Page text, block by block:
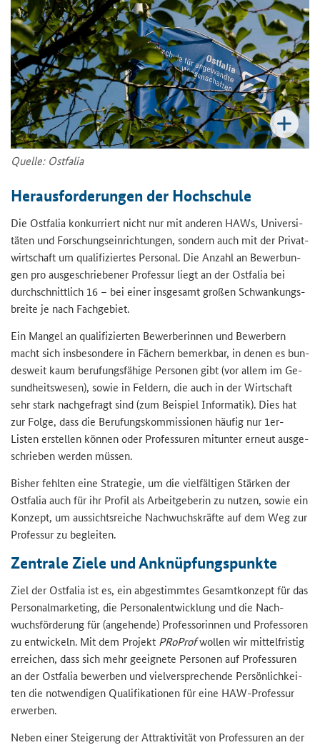
Quel­le: Ost­fa­lia
Her­aus­for­de­run­gen der Hoch­schu­le
Die Ost­fa­lia kon­kur­riert nicht nur mit an­de­ren HAWs, Uni­ver­si­
tä­ten und For­schungs­ein­rich­tun­gen, son­dern auch mit der Pri­vat­
wirt­schaft um qua­li­fi­zier­tes Per­so­nal. Die An­zahl an Be­wer­bun­
gen pro aus­ge­schrie­be­ner Pro­fes­sur liegt an der Ost­fa­lia bei
durch­schnitt­lich 16 – bei einer ins­ge­samt gro­ßen Schwan­kungs­
brei­te je nach Fach­ge­biet.
Ein Man­gel an qua­li­fi­zier­ten Be­wer­be­rin­nen und Be­wer­bern
macht sich ins­be­son­de­re in Fä­chern be­merk­bar, in denen es bun­
des­weit kaum be­ru­fungs­fä­hi­ge Per­so­nen gibt (vor allem im Ge­
sund­heits­we­sen), sowie in Fel­dern, die auch in der Wirt­schaft
sehr stark nach­ge­fragt sind (zum Bei­spiel In­for­ma­tik). Dies hat
zur Folge, dass die Be­ru­fungs­kom­mis­sio­nen häu­fig nur 1er-​
Listen er­stel­len kön­nen oder Pro­fes­su­ren mit­un­ter er­neut aus­ge­
schrie­ben wer­den müs­sen.
Bis­her fehl­ten eine Stra­te­gie, um die viel­fäl­ti­gen Stär­ken der
Ost­fa­lia auch für ihr Pro­fil als Ar­beit­ge­be­rin zu nut­zen, sowie ein
Kon­zept, um aus­sichts­rei­che Nach­wuchs­kräf­te auf dem Weg zur
Pro­fes­sur zu be­glei­ten.
Zen­tra­le Ziele und An­knüp­fungs­punk­te
Ziel der Ost­fa­lia ist es, ein ab­ge­stimm­tes Ge­samt­kon­zept für das
Per­so­nal­mar­ke­ting, die Per­so­nal­ent­wick­lung und die Nach­
wuchs­för­de­rung für (an­ge­hen­de) Pro­fes­so­rin­nen und Pro­fes­so­ren
zu ent­wi­ckeln. Mit dem Pro­jekt PRo­Profwol­len wir mit­tel­fris­tig
er­rei­chen, dass sich mehr ge­eig­ne­te Per­so­nen auf Pro­fes­su­ren
an der Ost­fa­lia be­wer­ben und viel­ver­spre­chen­de Per­sön­lich­kei­
ten die not­wen­di­gen Qua­li­fi­ka­tio­nen für eine HAW-​Professur
er­wer­ben.
Neben einer Stei­ge­rung der At­trak­ti­vi­tät von Pro­fes­su­ren an der